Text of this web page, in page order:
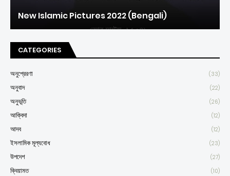
New Islamic Pictures 2022 (Bengali)
CATEGORIES
অনুপ্রেরণা (33)
অনুবাদ (22)
অনুভূতি (26)
আক্বিদা (12)
আদব (12)
ইসলামিক মূল্যবোধ (23)
উপদেশ (27)
ক্বিয়ামত (10)